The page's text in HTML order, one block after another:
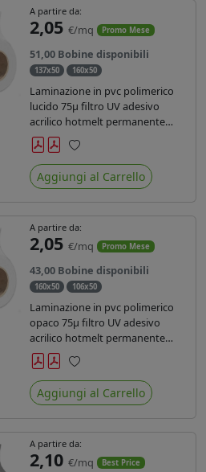
A partire da:
2,05 €/mq Promo Mese
51,00 Bobine disponibili
137x50 160x50
Laminazione in pvc polimerico
lucido 75µ filtro UV adesivo
acrilico hotmelt permanente
specifico per stampe con
inchiostri UV durata 7 anni indoor
e 5 outdoor. Dotato di certificato
ignifugo Bs1d0.
Preferiti
Aggiungi al Carrello
A partire da:
2,05 €/mq Promo Mese
43,00 Bobine disponibili
160x50 106x50
Laminazione in pvc polimerico
opaco 75µ filtro UV adesivo
acrilico hotmelt permanente
specifico per stampe con
inchiostri UV durata 7 anni indoor
e 5 outdoor. Dotato di certificato
ignifugo Bs1d0.
Preferiti
Aggiungi al Carrello
A partire da:
2,10 €/mq Best Price